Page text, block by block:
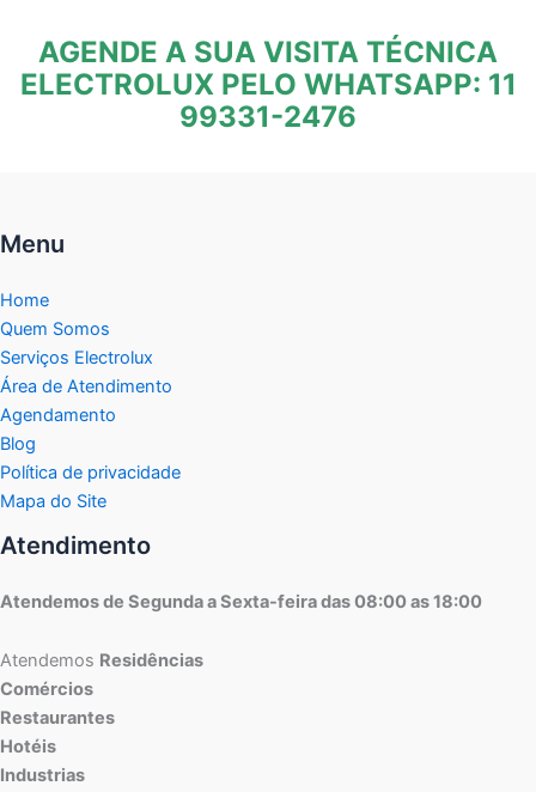
AGENDE A SUA VISITA TÉCNICA
ELECTROLUX PELO WHATSAPP: 11
99331-2476
Menu
Home
Quem Somos
Serviços Electrolux
Área de Atendimento
Agendamento
Blog
Política de privacidade
Mapa do Site
Atendimento
Atendemos de Segunda a Sexta-feira das 08:00 as 18:00
Atendemos Residências
Comércios
Restaurantes
Hotéis
Industrias